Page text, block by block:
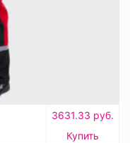
3631.33 руб.
Купить